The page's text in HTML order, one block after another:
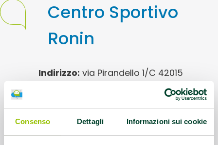
Consenso Dettagli Informazioni sui cookie
Centro Sportivo
Ronin
Indirizzo: via Pirandello 1/C 42015
Referente:info@centrospostivoronin.it
Contatti:tel. 0522692462